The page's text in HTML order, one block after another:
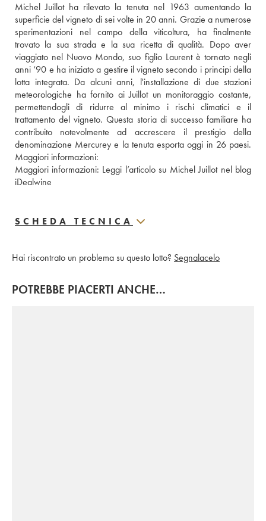
Michel Juillot ha rilevato la tenuta nel 1963 aumentando la
superficie del vigneto di sei volte in 20 anni. Grazie a numerose
sperimentazioni nel campo della viticoltura, ha finalmente
trovato la sua strada e la sua ricetta di qualità. Dopo aver
viaggiato nel Nuovo Mondo, suo figlio Laurent è tornato negli
anni ‘90 e ha iniziato a gestire il vigneto secondo i principi della
lotta integrata. Da alcuni anni, l'installazione di due stazioni
meteorologiche ha fornito ai Juillot un monitoraggio costante,
permettendogli di ridurre al minimo i rischi climatici e il
trattamento del vigneto. Questa storia di successo familiare ha
contribuito notevolmente ad accrescere il prestigio della
denominazione Mercurey e la tenuta esporta oggi in 26 paesi.
Maggiori informazioni:
Maggiori informazioni: Leggi l’articolo su Michel Juillot nel blog
SCHEDA TECNICA
Hai riscontrato un problema su questo lotto? Segnalacelo
POTREBBE PIACERTI ANCHE…